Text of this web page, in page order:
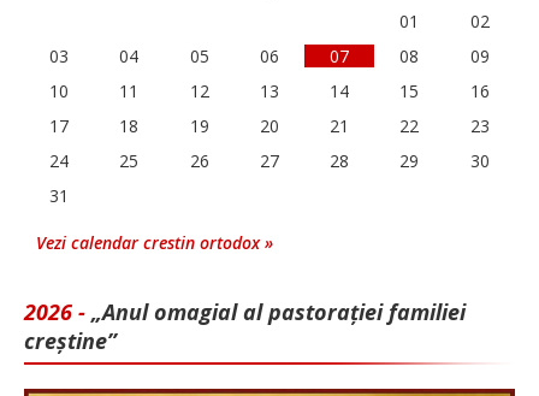
01
02
03
04 05 06 07 08
09
10
11 12 13 14 15
16
17
18 19 20 21 22
23
24
25 26 27 28 29
30
31
Vezi calendar crestin ortodox »
2026 - „Anul omagial al pastorației familiei
creștine”